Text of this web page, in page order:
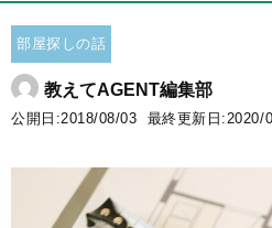
部屋探しの話
教えてAGENT編集部
公開日:2018/08/03 最終更新日:2020/